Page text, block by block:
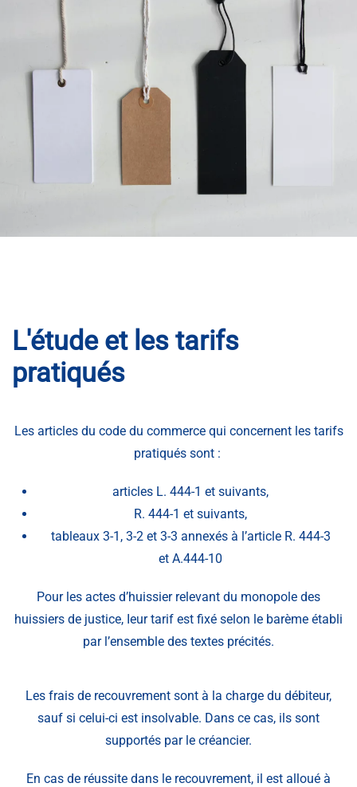
L'étude et les tarifs
pratiqués
Les articles du code du commerce qui concernent les tarifs
pratiqués sont :
articles L. 444-1 et suivants,
R. 444-1 et suivants,
tableaux 3-1, 3-2 et 3-3 annexés à l’article R. 444-3
et A.444-10
Pour les actes d’huissier relevant du monopole des
huissiers de justice, Ieur tarif est fixé selon le barème établi
par l’ensemble des textes précités.
Les frais de recouvrement sont à la charge du débiteur,
sauf si celui-ci est insolvable. Dans ce cas, ils sont
supportés par le créancier.
En cas de réussite dans le recouvrement, il est alloué à